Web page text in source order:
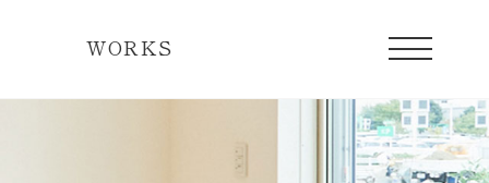
WORKS
現在販売中のレディメイド住宅